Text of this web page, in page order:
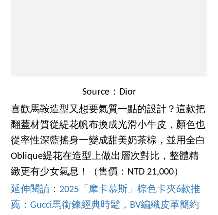
Source：Dior
喜歡馬鞍造型又想要氣質一點的設計？這款把
翻蓋材質從緹花帆布換成光滑小牛皮，顏色也
從率性深藍搖身一變成甜美奶茶棕，並用全白
Oblique緹花在造型上做出層次對比，整體精
緻更有少女氣息！（售價：NTD 21,000）
延伸閱讀：2025「摩卡慕斯」棕色卡夾6款推
薦：Gucci馬銜鍊經典時髦，BV編織皮革簡約